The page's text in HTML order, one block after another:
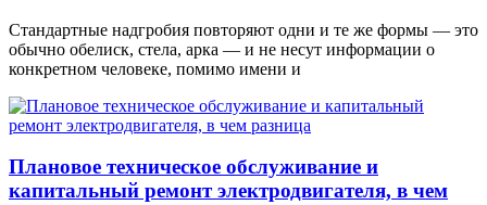
Стандартные надгробия повторяют одни и те же формы — это
обычно обелиск, стела, арка — и не несут информации о
конкретном человеке, помимо имени и
Плановое техническое обслуживание и
капитальный ремонт электродвигателя, в чем